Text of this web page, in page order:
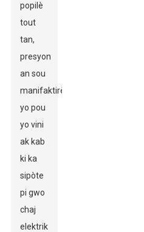
popilè
tout
tan,
presyon
an sou
manifaktirè
yo pou
yo vini
ak kab
ki ka
sipòte
pi gwo
chaj
elektrik